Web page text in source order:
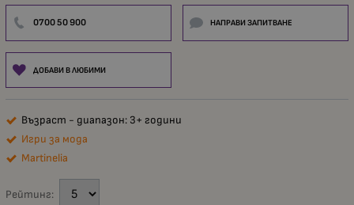
0700 50 900 НАПРАВИ ЗАПИТВАНЕ
ДОБАВИ В ЛЮБИМИ
Възраст - диапазон: 3+ години
Игри за мода
Martinelia
Рейтинг: